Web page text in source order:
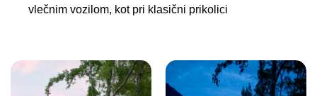
vlečnim vozilom, kot pri klasični prikolici